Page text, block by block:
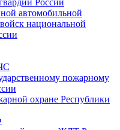
автомобильной
национальной
пожарному
охране Республики